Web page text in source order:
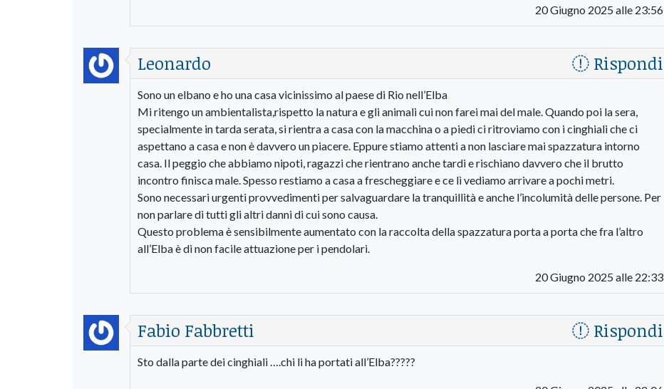
20 Giugno 2025 alle 23:56
Leonardo Rispondi
Sono un elbano e ho una casa vicinissimo al paese di Rio nell’Elba
Mi ritengo un ambientalista,rispetto la natura e gli animali cui non farei mai del male. Quando poi la sera,
specialmente in tarda serata, si rientra a casa con la macchina o a piedi ci ritroviamo con i cinghiali che ci
aspettano a casa e non è davvero un piacere. Eppure stiamo attenti a non lasciare mai spazzatura intorno
casa. Il peggio che abbiamo nipoti, ragazzi che rientrano anche tardi e rischiano davvero che il brutto
incontro finisca male. Spesso restiamo a casa a frescheggiare e ce lì vediamo arrivare a pochi metri.
Sono necessari urgenti provvedimenti per salvaguardare la tranquillità e anche l’incolumità delle persone. Per
non parlare di tutti gli altri danni di cui sono causa.
Questo problema è sensibilmente aumentato con la raccolta della spazzatura porta a porta che fra l’altro
all’Elba è di non facile attuazione per i pendolari.
20 Giugno 2025 alle 22:33
Fabio Fabbretti Rispondi
Sto dalla parte dei cinghiali ….chi li ha portati all’Elba?????